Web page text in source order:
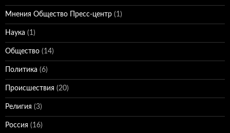
Мнения Общество Пресс-центр (1)
Наука (1)
Общество (14)
Политика (6)
Происшествия (20)
Религия (3)
Россия (16)